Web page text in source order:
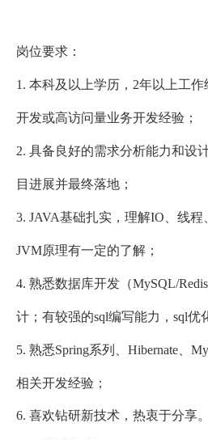
岗位要求：
1. 本科及以上学历，2年以上工
开发或高访问量业务开发经验；
2. 具备良好的需求分析能力和设
目进展并最终落地；
3. JAVA基础扎实，理解IO、线
JVM原理有一定的了解；
4. 熟悉数据库开发（MySQL/
计；有较强的sql编写能力，sql优
5. 熟悉Spring系列、Hibernate、
相关开发经验；
6. 喜欢钻研新技术，热衷于分享。